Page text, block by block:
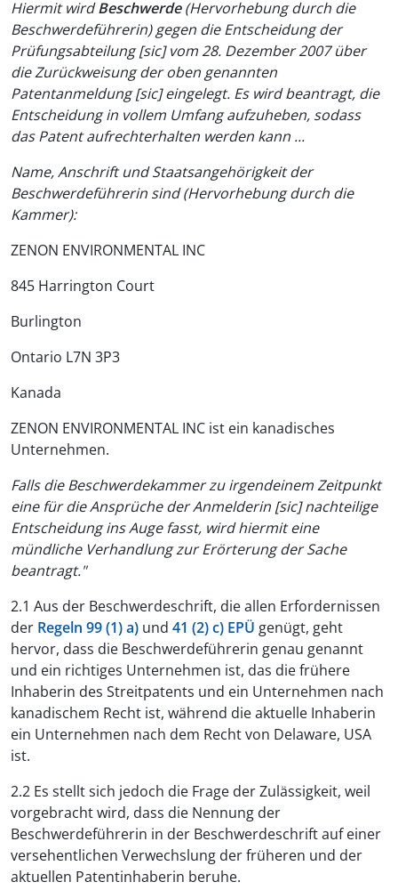
Hiermit wirdBeschwerde(Hervorhebung durch die
Beschwerdeführerin) gegen die Entscheidung der
Prüfungsabteilung [sic] vom 28. Dezember 2007 über
die Zurückweisung der oben genannten
Patentanmeldung [sic] eingelegt. Es wird beantragt, die
Entscheidung in vollem Umfang aufzuheben, sodass
das Patent aufrechterhalten werden kann ...
Name, Anschrift und Staatsangehörigkeit der
Beschwerdeführerin sind (Hervorhebung durch die
Kammer):
ZENON ENVIRONMENTAL INC
845 Harrington Court
Burlington
Ontario L7N 3P3
Kanada
ZENON ENVIRONMENTAL INC ist ein kanadisches
Unternehmen.
Falls die Beschwerdekammer zu irgendeinem Zeitpunkt
eine für die Ansprüche der Anmelderin [sic] nachteilige
Entscheidung ins Auge fasst, wird hiermit eine
mündliche Verhandlung zur Erörterung der Sache
beantragt."
2.1 Aus der Beschwerdeschrift, die allen Erfordernissen
der Regeln 99 (1) a) und 41 (2) c) EPÜ genügt, geht
hervor, dass die Beschwerdeführerin genau genannt
und ein richtiges Unternehmen ist, das die frühere
Inhaberin des Streitpatents und ein Unternehmen nach
kanadischem Recht ist, während die aktuelle Inhaberin
ein Unternehmen nach dem Recht von Delaware, USA
ist.
2.2 Es stellt sich jedoch die Frage der Zulässigkeit, weil
vorgebracht wird, dass die Nennung der
Beschwerdeführerin in der Beschwerdeschrift auf einer
versehentlichen Verwechslung der früheren und der
aktuellen Patentinhaberin beruhe.